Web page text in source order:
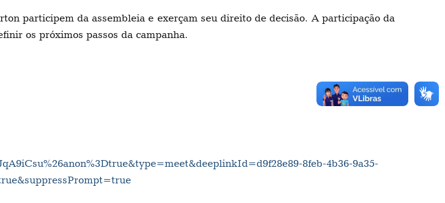
participem da assembleia e exerçam seu direito de decisão. A participação da
os próximos passos da campanha.
8feb-4b36-9a35-